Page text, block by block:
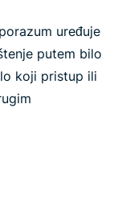
uređuje
putem bilo
koji pristup ili